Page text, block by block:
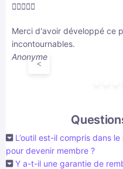

Merci d'avoir développé ce
incontournables.
Anonyme
<
L’outil est-il compris dans
pour devenir membre ?
Y a-t-il une garantie de